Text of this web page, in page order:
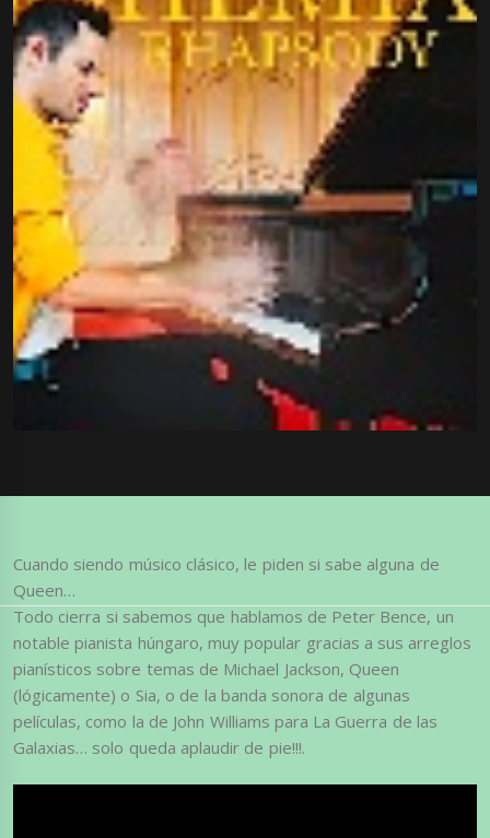
Cuando siendo músico clásico, le piden si sabe alguna de
Queen…
Todo cierra si sabemos que hablamos de Peter Bence, un
notable pianista húngaro, muy popular gracias a sus arreglos
pianísticos sobre temas de Michael Jackson, Queen
(lógicamente) o Sia, o de la banda sonora de algunas
películas, como la de John Williams para La Guerra de las
Galaxias… solo queda aplaudir de pie!!!.